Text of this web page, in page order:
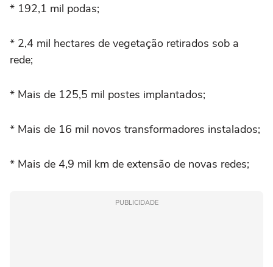
* 192,1 mil podas;
* 2,4 mil hectares de vegetação retirados sob a
rede;
* Mais de 125,5 mil postes implantados;
* Mais de 16 mil novos transformadores instalados;
* Mais de 4,9 mil km de extensão de novas redes;
PUBLICIDADE